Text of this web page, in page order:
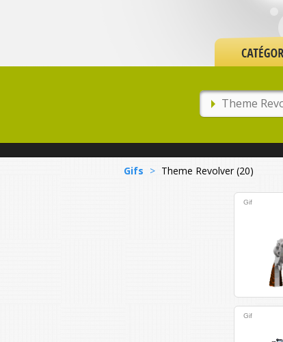
Gifs > Theme Revolver (20)
Gif
Gif